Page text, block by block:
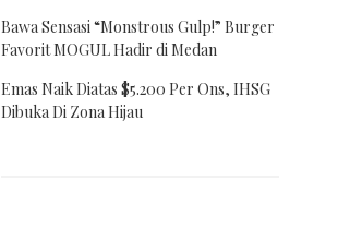
Bawa Sensasi “Monstrous Gulp!” Burger
Favorit MOGUL Hadir di Medan
Emas Naik Diatas $5.200 Per Ons, IHSG
Dibuka Di Zona Hijau